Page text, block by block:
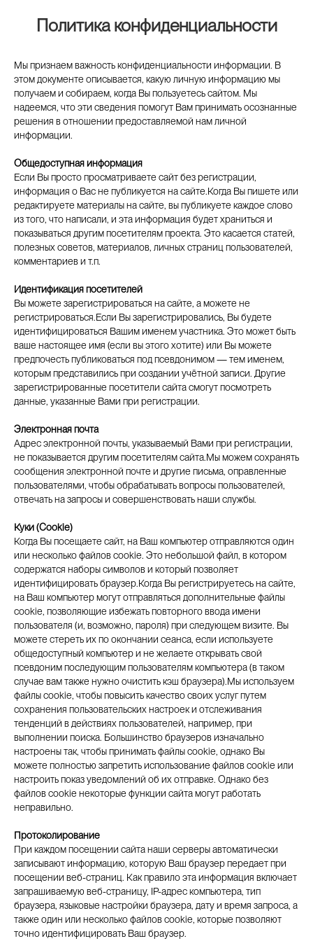
Политика конфиденциальности
Мы признаем важность конфиденциальности информации. В
этом документе описывается, какую личную информацию мы
получаем и собираем, когда Вы пользуетесь сайтом. Мы
надеемся, что эти сведения помогут Вам принимать осознанные
решения в отношении предоставляемой нам личной
информации.
Общедоступная информация
Если Вы просто просматриваете сайт без регистрации,
информация о Вас не публикуется на сайте.Когда Вы пишете или
редактируете материалы на сайте, вы публикуете каждое слово
из того, что написали, и эта информация будет храниться и
показываться другим посетителям проекта. Это касается статей,
полезных советов, материалов, личных страниц пользователей,
комментариев и т.п.
Идентификация посетителей
Вы можете зарегистрироваться на сайте, а можете не
регистрироваться.Если Вы зарегистрировались, Вы будете
идентифицироваться Вашим именем участника. Это может быть
ваше настоящее имя (если вы этого хотите) или Вы можете
предпочесть публиковаться под псевдонимом — тем именем,
которым представились при создании учётной записи. Другие
зарегистрированные посетители сайта смогут посмотреть
данные, указанные Вами при регистрации.
Электронная почта
Адрес электронной почты, указываемый Вами при регистрации,
не показывается другим посетителям сайта.Мы можем сохранять
сообщения электронной почте и другие письма, оправленные
пользователями, чтобы обрабатывать вопросы пользователей,
отвечать на запросы и совершенствовать наши службы.
Куки (Cookie)
Когда Вы посещаете сайт, на Ваш компьютер отправляются один
или несколько файлов cookie. Это небольшой файл, в котором
содержатся наборы символов и который позволяет
идентифицировать браузер.Когда Вы регистрируетесь на сайте,
на Ваш компьютер могут отправляться дополнительные файлы
cookie, позволяющие избежать повторного ввода имени
пользователя (и, возможно, пароля) при следующем визите. Вы
можете стереть их по окончании сеанса, если используете
общедоступный компьютер и не желаете открывать свой
псевдоним последующим пользователям компьютера (в таком
случае вам также нужно очистить кэш браузера).Мы используем
файлы cookie, чтобы повысить качество своих услуг путем
сохранения пользовательских настроек и отслеживания
тенденций в действиях пользователей, например, при
выполнении поиска. Большинство браузеров изначально
настроены так, чтобы принимать файлы cookie, однако Вы
можете полностью запретить использование файлов cookie или
настроить показ уведомлений об их отправке. Однако без
файлов cookie некоторые функции сайта могут работать
неправильно.
Протоколирование
При каждом посещении сайта наши серверы автоматически
записывают информацию, которую Ваш браузер передает при
посещении веб-страниц. Как правило эта информация включает
запрашиваемую веб-страницу, IP-адрес компьютера, тип
браузера, языковые настройки браузера, дату и время запроса, а
также один или несколько файлов cookie, которые позволяют
точно идентифицировать Ваш браузер.